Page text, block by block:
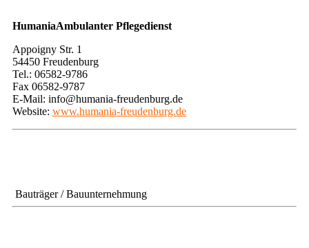
HumaniaAmbulanter Pflegedienst
Appoigny Str. 1
54450 Freudenburg
Tel.: 06582-9786
Fax 06582-9787
E-Mail: info@humania-freudenburg.de
Website: www.humania-freudenburg.de
​ Bauträger / Bauunternehmung